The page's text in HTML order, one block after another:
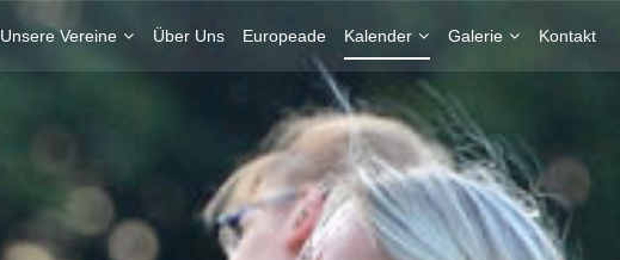
Unsere Vereine Über Uns Europeade Kalender Galerie Kontakt